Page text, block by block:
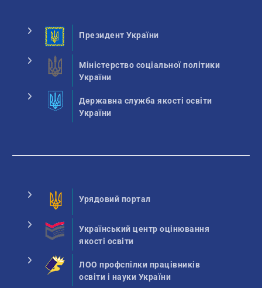
Президент України
Міністерство соціальної політики
України
Державна служба якості освіти
України
Урядовий портал
Український центр оцінювання
якості освіти
ЛОО профспілки працівників
освіти і науки України